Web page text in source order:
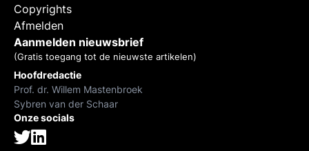
Copyrights
Afmelden
Aanmelden nieuwsbrief
(Gratis toegang tot de nieuwste artikelen)
Hoofdredactie
Prof. dr. Willem Mastenbroek
Sybren van der Schaar
Onze socials